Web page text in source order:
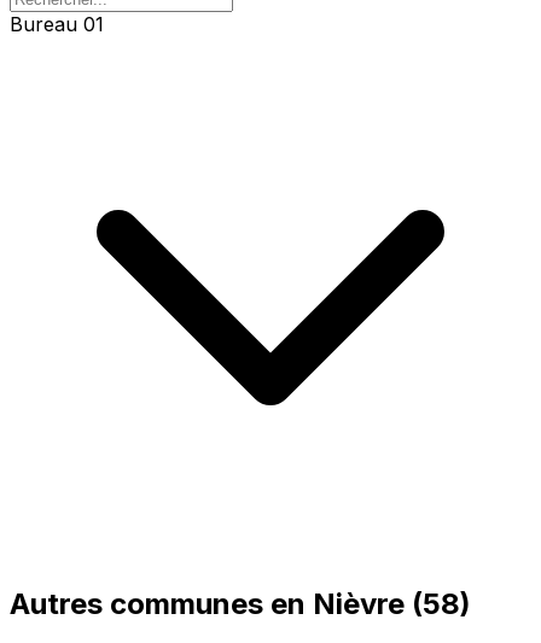
Bureau 01
Autres communes en Nièvre (58)